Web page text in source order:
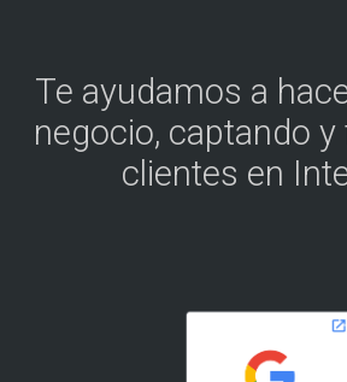
Te ayudamos a
negocio, captando
clientes en